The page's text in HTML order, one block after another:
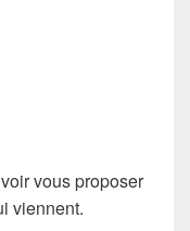
vous proposer
viennent.